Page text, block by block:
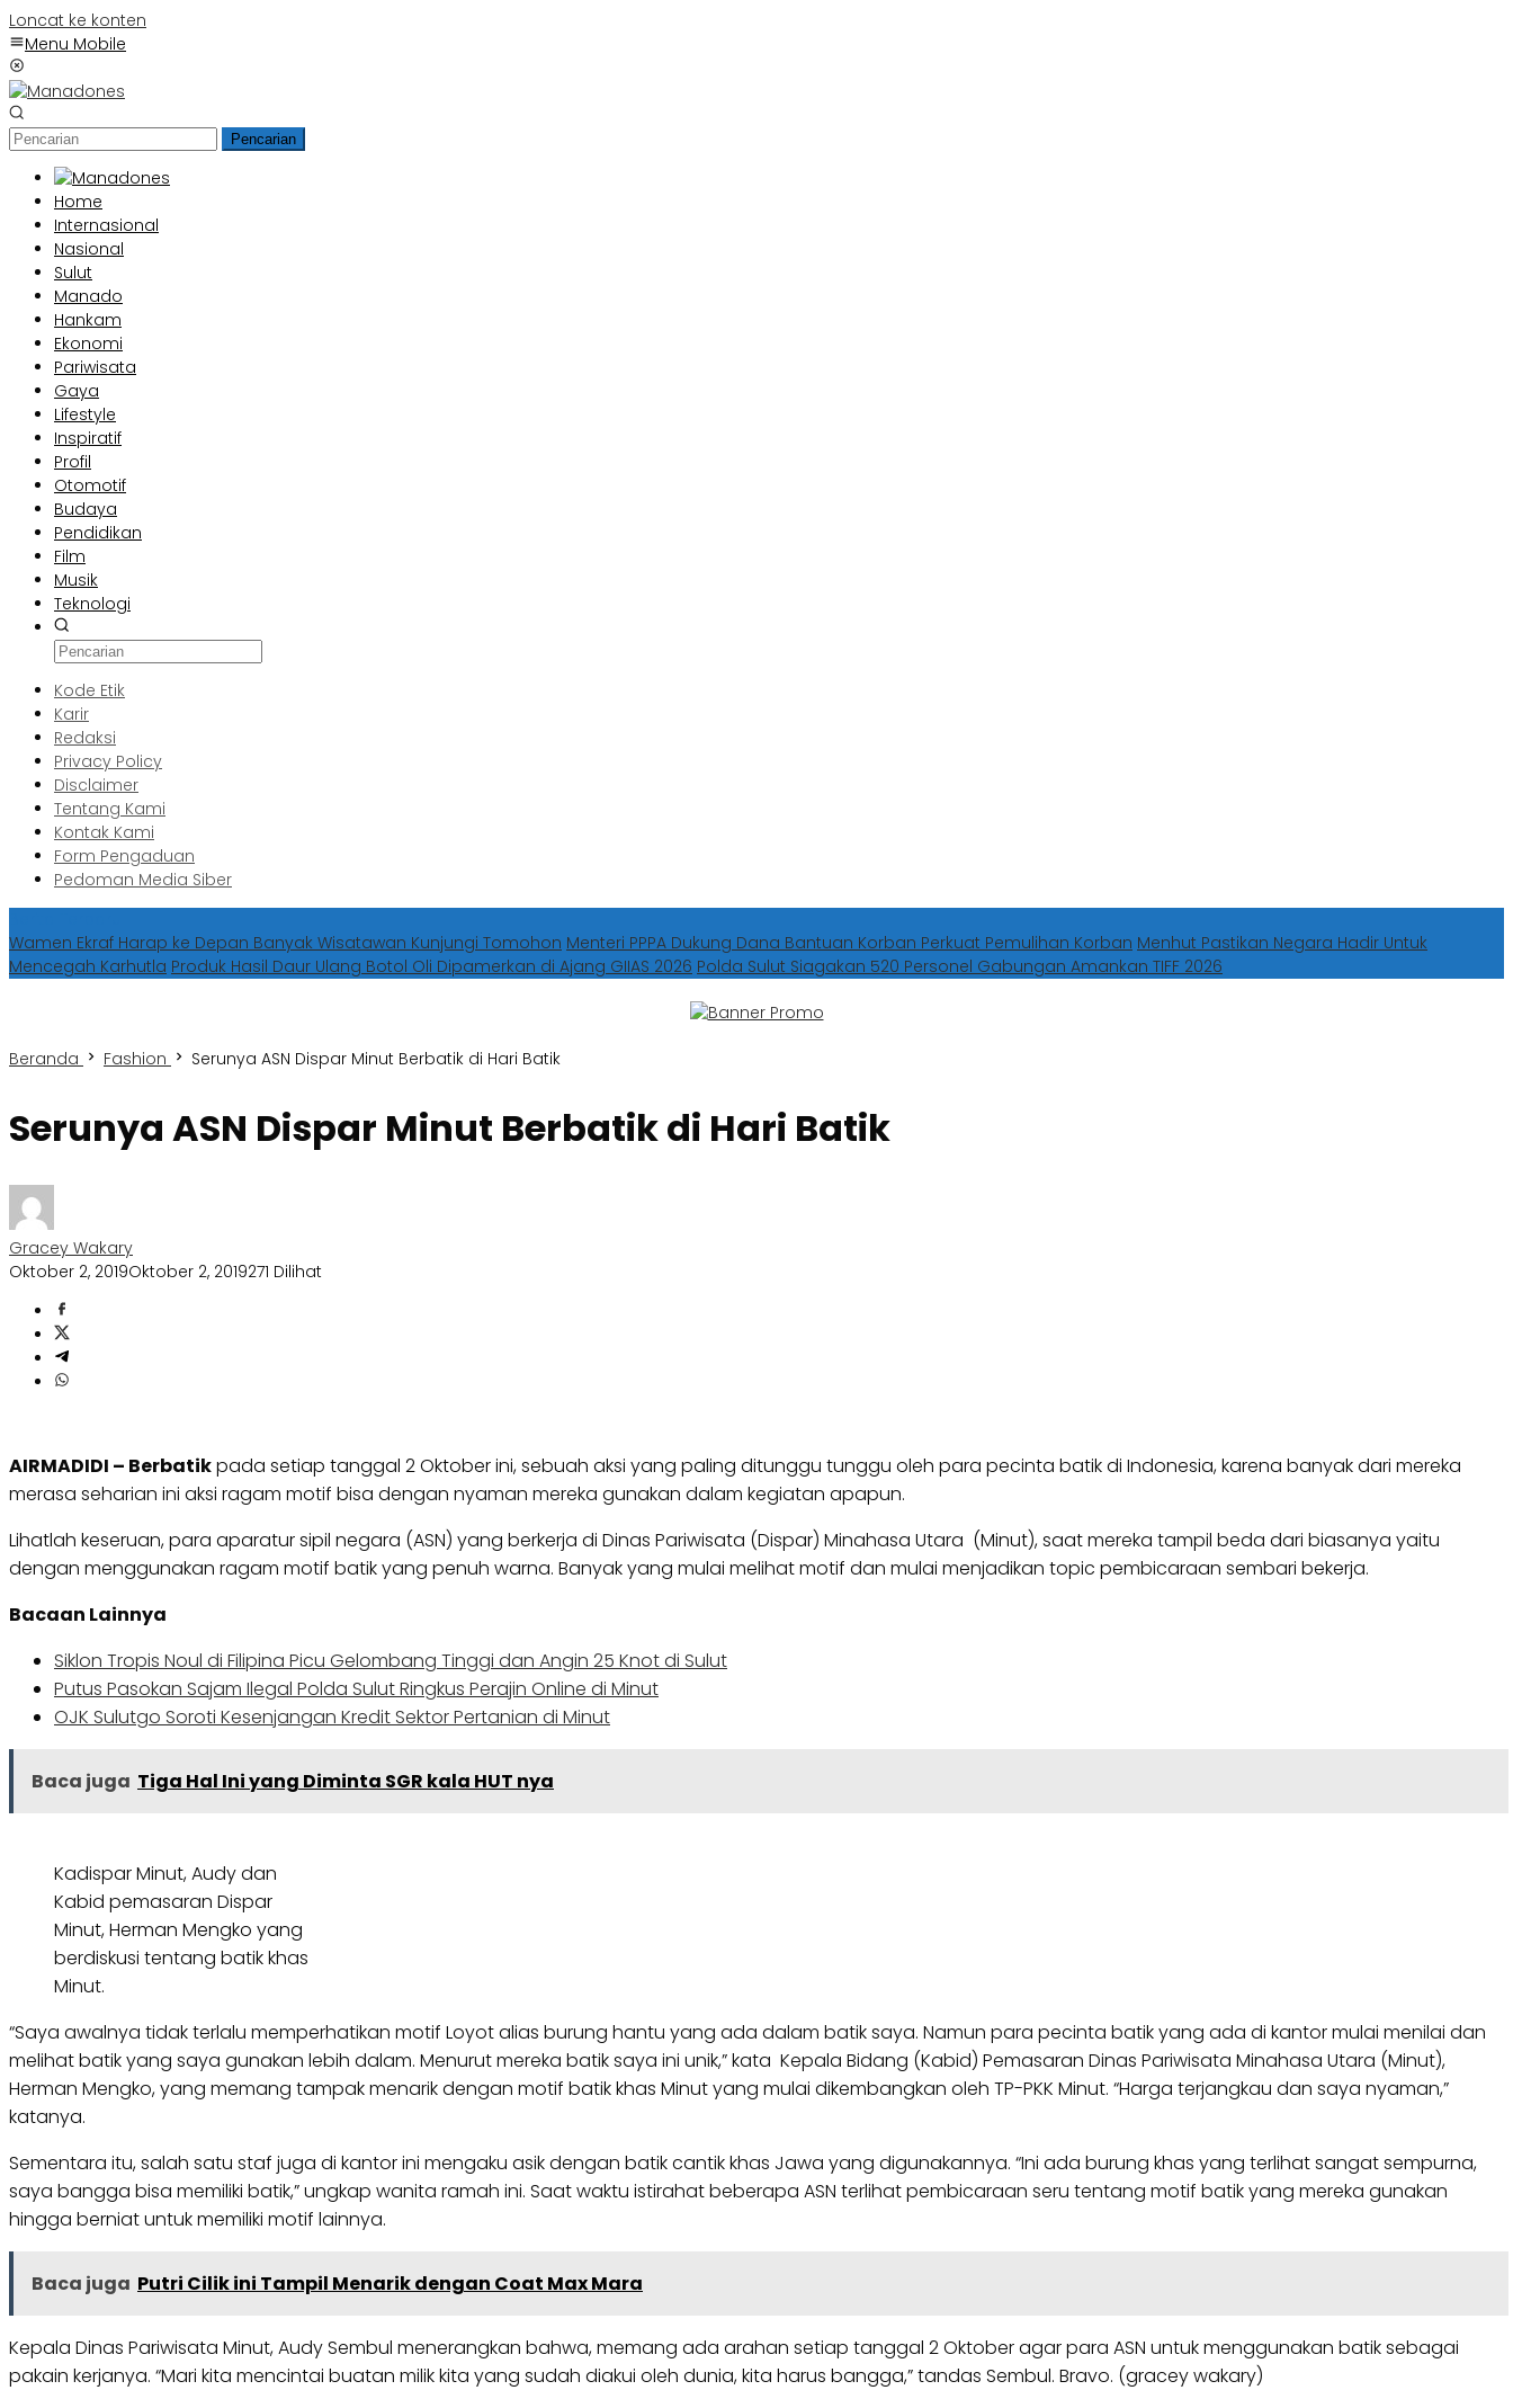
Loncat ke konten
Menu Mobile
Pencarian
Home
Internasional
Nasional
Sulut
Manado
Hankam
Ekonomi
Pariwisata
Gaya
Lifestyle
Inspiratif
Profil
Otomotif
Budaya
Pendidikan
Film
Musik
Teknologi
Kode Etik
Karir
Redaksi
Privacy Policy
Disclaimer
Tentang Kami
Kontak Kami
Form Pengaduan
Pedoman Media Siber
Wamen Ekraf Harap ke Depan Banyak Wisatawan Kunjungi Tomohon Menteri PPPA Dukung Dana Bantuan Korban Perkuat Pemulihan Korban Menhut Pastikan Negara Hadir Untuk
Mencegah Karhutla Produk Hasil Daur Ulang Botol Oli Dipamerkan di Ajang GIIAS 2026 Polda Sulut Siagakan 520 Personel Gabungan Amankan TIFF 2026
Beranda Fashion Serunya ASN Dispar Minut Berbatik di Hari Batik
Serunya ASN Dispar Minut Berbatik di Hari Batik
Gracey Wakary
Oktober 2, 2019Oktober 2, 2019271 Dilihat
AIRMADIDI – Berbatikpada setiap tanggal 2 Oktober ini, sebuah aksi yang paling ditunggu tunggu oleh para pecinta batik di Indonesia, karena banyak dari mereka
merasa seharian ini aksi ragam motif bisa dengan nyaman mereka gunakan dalam kegiatan apapun.
Lihatlah keseruan, para aparatur sipil negara (ASN) yang berkerja di Dinas Pariwisata (Dispar) Minahasa Utara (Minut), saat mereka tampil beda dari biasanya yaitu
dengan menggunakan ragam motif batik yang penuh warna. Banyak yang mulai melihat motif dan mulai menjadikan topic pembicaraan sembari bekerja.
Bacaan Lainnya
Siklon Tropis Noul di Filipina Picu Gelombang Tinggi dan Angin 25 Knot di Sulut
Putus Pasokan Sajam Ilegal Polda Sulut Ringkus Perajin Online di Minut
OJK Sulutgo Soroti Kesenjangan Kredit Sektor Pertanian di Minut
Baca juga Tiga Hal Ini yang Diminta SGR kala HUT nya
Kadispar Minut, Audy dan
Kabid pemasaran Dispar
Minut, Herman Mengko yang
berdiskusi tentang batik khas
Minut.
“Saya awalnya tidak terlalu memperhatikan motif Loyot alias burung hantu yang ada dalam batik saya. Namun para pecinta batik yang ada di kantor mulai menilai dan
melihat batik yang saya gunakan lebih dalam. Menurut mereka batik saya ini unik,” kata Kepala Bidang (Kabid) Pemasaran Dinas Pariwisata Minahasa Utara (Minut),
Herman Mengko, yang memang tampak menarik dengan motif batik khas Minut yang mulai dikembangkan oleh TP-PKK Minut. “Harga terjangkau dan saya nyaman,”
katanya.
Sementara itu, salah satu staf juga di kantor ini mengaku asik dengan batik cantik khas Jawa yang digunakannya. “Ini ada burung khas yang terlihat sangat sempurna,
saya bangga bisa memiliki batik,” ungkap wanita ramah ini. Saat waktu istirahat beberapa ASN terlihat pembicaraan seru tentang motif batik yang mereka gunakan
hingga berniat untuk memiliki motif lainnya.
Baca juga Putri Cilik ini Tampil Menarik dengan Coat Max Mara
Kepala Dinas Pariwisata Minut, Audy Sembul menerangkan bahwa, memang ada arahan setiap tanggal 2 Oktober agar para ASN untuk menggunakan batik sebagai
pakain kerjanya. “Mari kita mencintai buatan milik kita yang sudah diakui oleh dunia, kita harus bangga,” tandas Sembul. Bravo. (gracey wakary)